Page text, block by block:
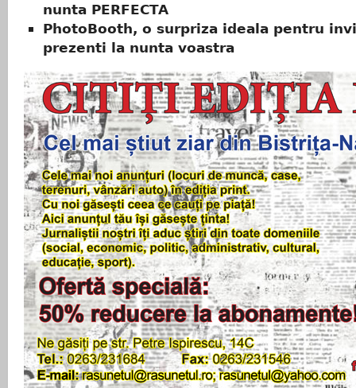
nunta PERFECTA
PhotoBooth, o surpriza ideala pentru
prezenti la nunta voastra